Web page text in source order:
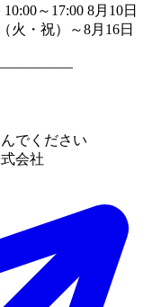
～17:00 8月10日
火・祝）～8月16日
でください
会社